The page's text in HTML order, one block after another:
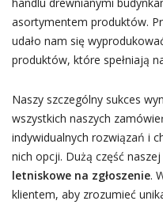
asortymentem produktów.
udało nam się
produktów, które spełniają
Naszy szczególny sukces
wszystkich naszych
indywidualnych rozwiązań i
nich opcji. Dużą część
letniskowe na zgłoszenie.
klientem, aby zrozumieć